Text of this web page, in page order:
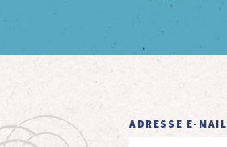
ADRESSE E-MAIL